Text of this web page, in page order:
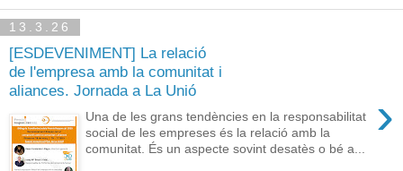
13.3.26
[ESDEVENIMENT] La relació
de l'empresa amb la comunitat i
aliances. Jornada a La Unió
›
Una de les grans tendències en la responsabilitat
social de les empreses és la relació amb la
comunitat. És un aspecte sovint desatès o bé a...